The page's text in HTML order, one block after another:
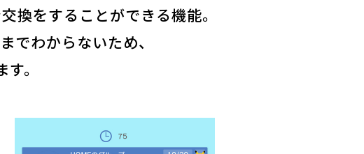
換をすることができる機能。
でわからないため、
。